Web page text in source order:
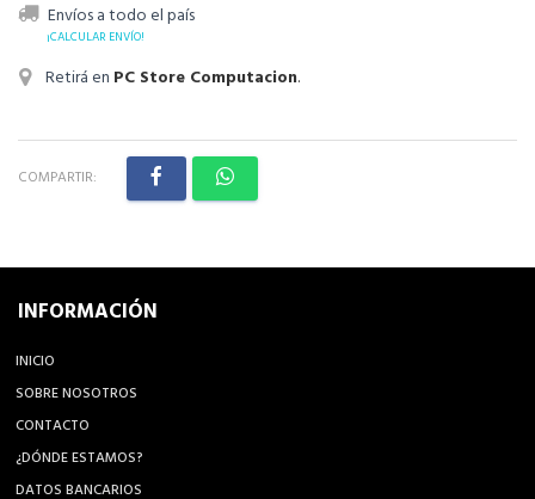
Envíos a todo el país
¡CALCULAR ENVÍO!
Retirá en PC Store Computacion.
COMPARTIR:
INFORMACIÓN
INICIO
SOBRE NOSOTROS
CONTACTO
¿DÓNDE ESTAMOS?
DATOS BANCARIOS